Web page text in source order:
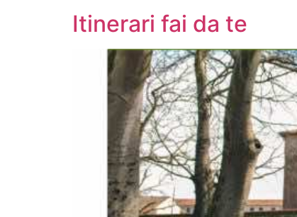
Itinerari fai da te